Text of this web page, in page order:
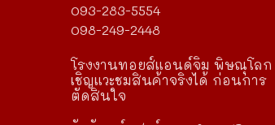
093-283-5554
098-249-2448
โรงงานทอยส์แอนด์จิม พิษณุโลก
เชิญแวะชมสินค้าจริงได้ ก่อนการ
ตัดสินใจ